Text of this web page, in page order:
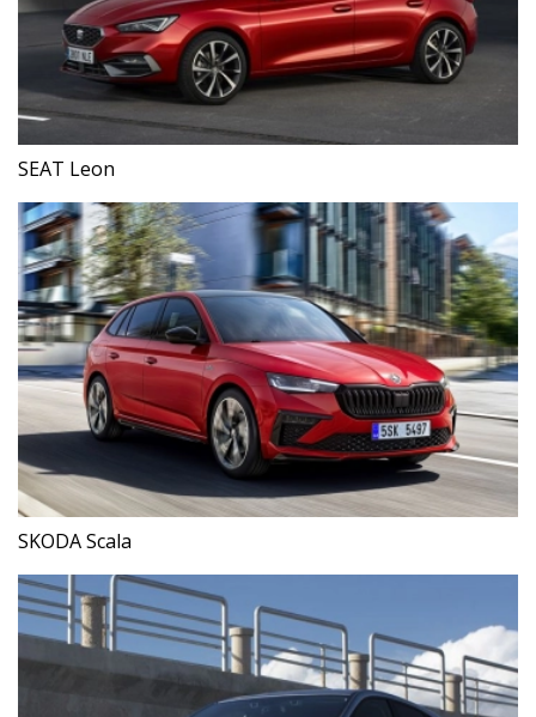
SEAT Leon
SKODA Scala